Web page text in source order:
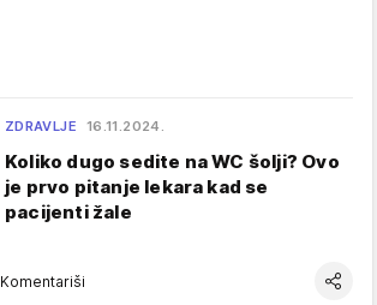
ZDRAVLJE 16.11.2024.
Koliko dugo sedite na WC šolji? Ovo
je prvo pitanje lekara kad se
pacijenti žale
Komentariši